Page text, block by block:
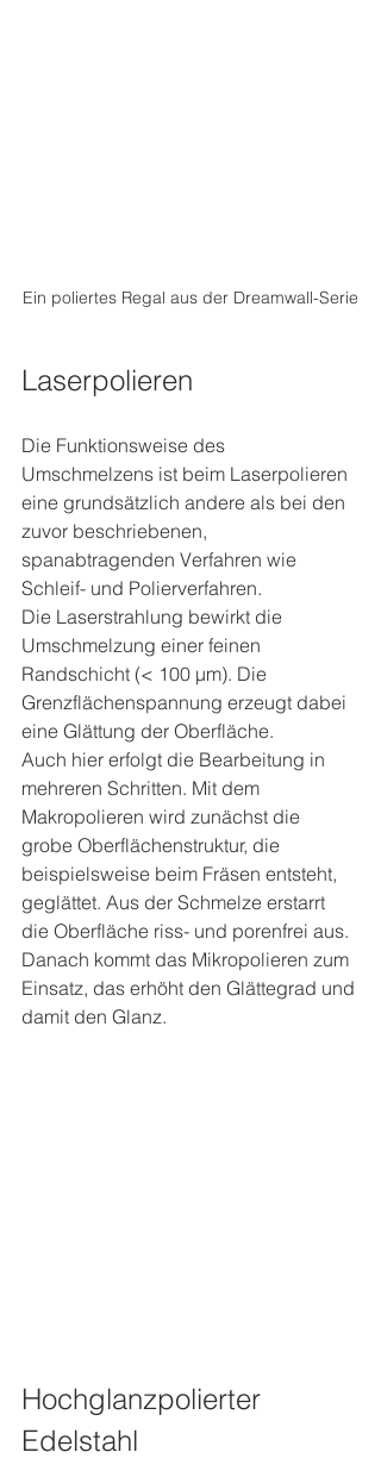
Ein poliertes Regal aus der Dreamwall-Serie
Laserpolieren
Die Funktionsweise des
Umschmelzens ist beim Laserpolieren
eine grundsätzlich andere als bei den
zuvor beschriebenen,
spanabtragenden Verfahren wie
Schleif- und Polierverfahren.
Die Laserstrahlung bewirkt die
Umschmelzung einer feinen
Randschicht (< 100 µm). Die
Grenzflächenspannung erzeugt dabei
eine Glättung der Oberfläche.
Auch hier erfolgt die Bearbeitung in
mehreren Schritten. Mit dem
Makropolieren wird zunächst die
grobe Oberflächenstruktur, die
beispielsweise beim Fräsen entsteht,
geglättet. Aus der Schmelze erstarrt
die Oberfläche riss- und porenfrei aus.
Danach kommt das Mikropolieren zum
Einsatz, das erhöht den Glättegrad und
damit den Glanz.
Hochglanzpolierter
Edelstahl